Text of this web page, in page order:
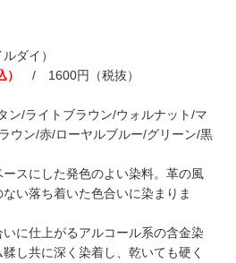
ダイ）
/ 1600円（税抜）
/ライトブラウン/ウォルナット/マ
ウン/赤/ローヤルブルー/グリーン/黒
スにした発色のよい染料。革の風
い落ち着いた色合いに染まりま
に仕上がるアルコール系の含金染
し共に深く染着し、乾いても硬く